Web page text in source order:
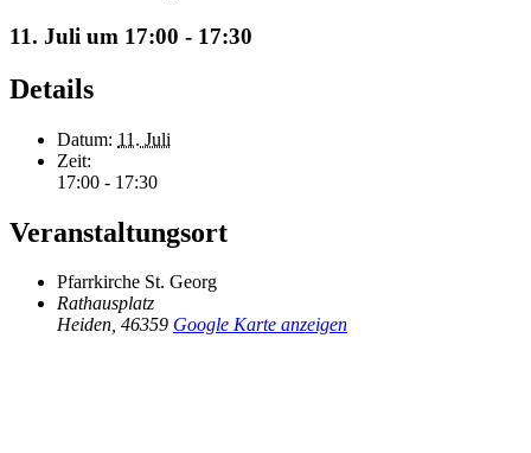
11. Juli um 17:00 - 17:30
Details
Datum: 11. Juli
Zeit:
17:00 - 17:30
Veranstaltungsort
Pfarrkirche St. Georg
Rathausplatz
Heiden, 46359 Google Karte anzeigen